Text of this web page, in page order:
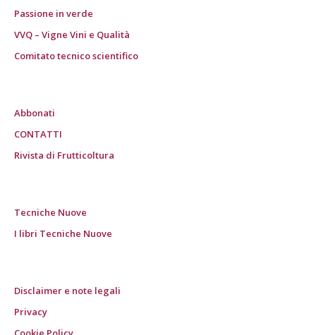
Passione in verde
VVQ – Vigne Vini e Qualità
Comitato tecnico scientifico
Abbonati
CONTATTI
Rivista di Frutticoltura
Tecniche Nuove
I libri Tecniche Nuove
Disclaimer e note legali
Privacy